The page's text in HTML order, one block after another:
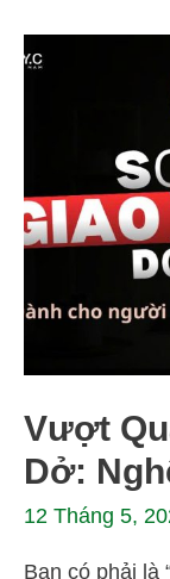
Vượt
Dở:
Xuất
Hướng
12 Tháng 5,
Bạn có phải là